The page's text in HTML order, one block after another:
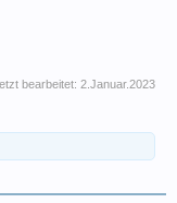
bearbeitet: 2.Januar.2023